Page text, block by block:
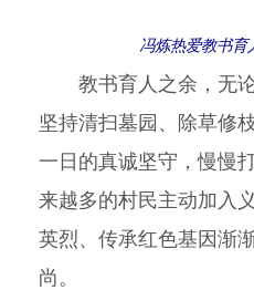
冯炼热爱教书育
教书育人之余，无论
坚持清扫墓园、除草修
一日的真诚坚守，慢慢
来越多的村民主动加入
英烈、传承红色基因渐
尚。